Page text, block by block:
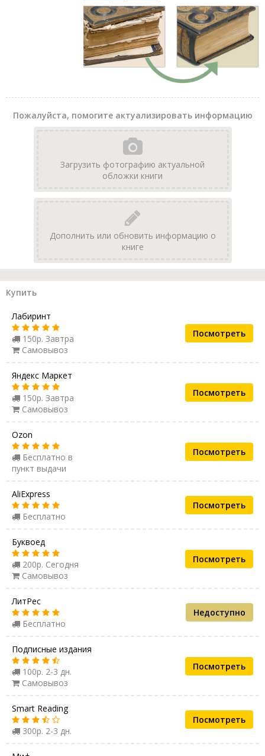
Пожалуйста, помогите актуализировать информацию
Загрузить фотографию актуальной
обложки книги
Дополнить или обновить информацию о
книге
Купить
Лабиринт
150р. Завтра
Самовывоз
Посмотреть
Яндекс Маркет
150р. Завтра
Самовывоз
Посмотреть
Ozon
Бесплатно в
пункт выдачи
Посмотреть
AliExpress
Бесплатно
Посмотреть
Буквоед
200р. Сегодня
Самовывоз
Посмотреть
ЛитРес
Бесплатно
Недоступно
Подписные издания
100р. 2-3 дн.
Самовывоз
Посмотреть
Smart Reading
300р. 2-3 дн.
Посмотреть